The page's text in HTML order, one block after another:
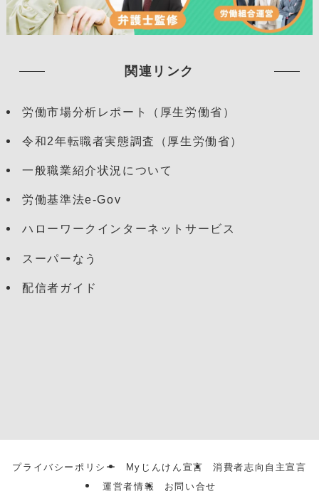
関連リンク
労働市場分析レポート（厚生労働省）
令和2年転職者実態調査（厚生労働省）
一般職業紹介状況について
労働基準法e-Gov
ハローワークインターネットサービス
スーパーなう
配信者ガイド
プライバシーポリシー Myじんけん宣言
消費者志向自主宣言
運営者情報
お問い合せ